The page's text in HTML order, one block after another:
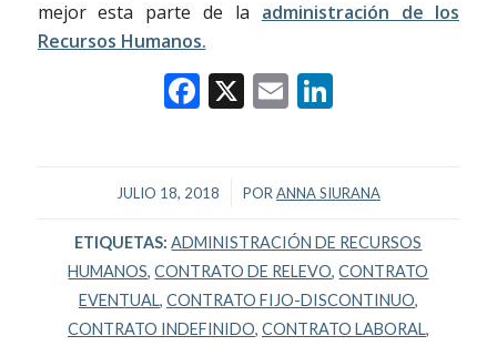
mejor esta parte de la administración de los
Recursos Humanos.
Facebook
X EmailLinkedIn
JULIO 18, 2018
/ POR ANNA SIURANA
ETIQUETAS: ADMINISTRACIÓN DE RECURSOS
HUMANOS,CONTRATO DE RELEVO,CONTRATO
EVENTUAL, CONTRATO FIJO-DISCONTINUO,
CONTRATO INDEFINIDO, CONTRATO LABORAL,